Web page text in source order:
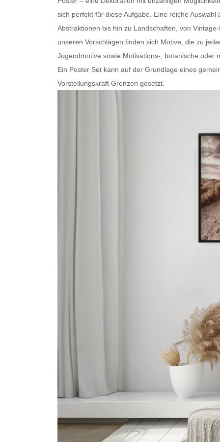
sich perfekt für diese Aufgabe. Eine reiche
Abstraktionen bis hin zu Landschaften, von
unseren Vorschlägen finden sich Motive, die zu
Jugendmotive sowie Motivations-, botanische oder
Ein Poster Set kann auf der Grundlage eines
Vorstellungskraft Grenzen gesetzt.